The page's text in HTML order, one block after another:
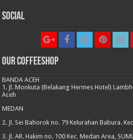
Social
Our CoffeeShop
BANDA ACEH
1. Jl. Monkuta (Belakang Hermes Hotel)
Aceh
MEDAN
2. Jl. Sei Bahorok no. 79 Kelurahan Babura.
3. Jl. AR. Hakim no. 100 Kec. Medan Area,